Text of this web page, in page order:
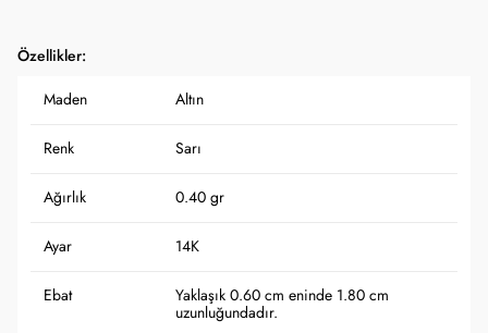
Özellikler:
Maden Altın
Renk Sarı
Ağırlık 0.40 gr
Ayar 14K
Ebat
Yaklaşık 0.60 cm eninde 1.80 cm
uzunluğundadır.